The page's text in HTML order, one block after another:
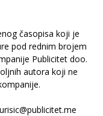
časopisa koji je
pod rednim brojem
Publicitet doo.
autora koji ne